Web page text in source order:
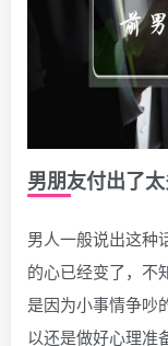
男朋友付出了
男人一般说出这种
的心已经变了，不
是因为小事情争吵
以还是做好心理准